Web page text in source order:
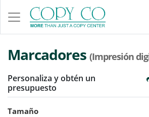
Marcadores (Impresión
Personaliza y obtén un
presupuesto
Tamaño